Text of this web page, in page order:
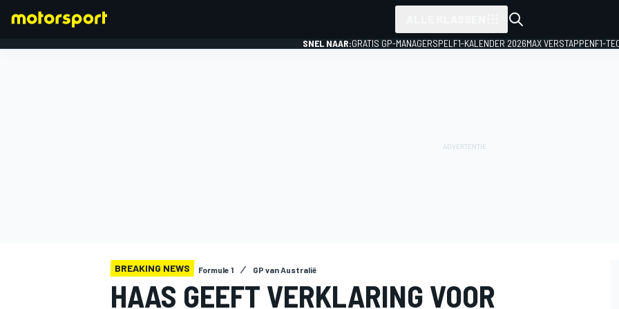
SNEL NAAR:GRATIS GP-MANAGERSPEL F1-KALENDER 2026MAX VERSTAPPENF1-
BREAKING NEWS Formule 1 GP van Australië
HAAS GEEFT VERKLARING VOOR